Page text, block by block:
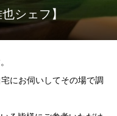
シェフ】
にお伺いしてその場で調